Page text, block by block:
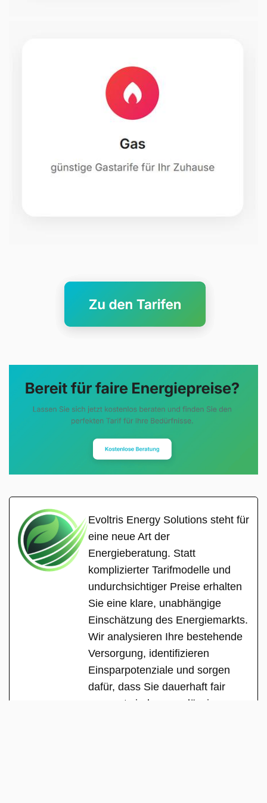
Evoltris Energy Solutions steht für
eine neue Art der
Energieberatung. Statt
komplizierter Tarifmodelle und
undurchsichtiger Preise erhalten
Sie eine klare, unabhängige
Einschätzung des Energiemarkts.
Wir analysieren Ihre bestehende
Versorgung, identifizieren
Einsparpotenziale und sorgen
dafür, dass Sie dauerhaft fair
versorgt sind – zuverlässig,